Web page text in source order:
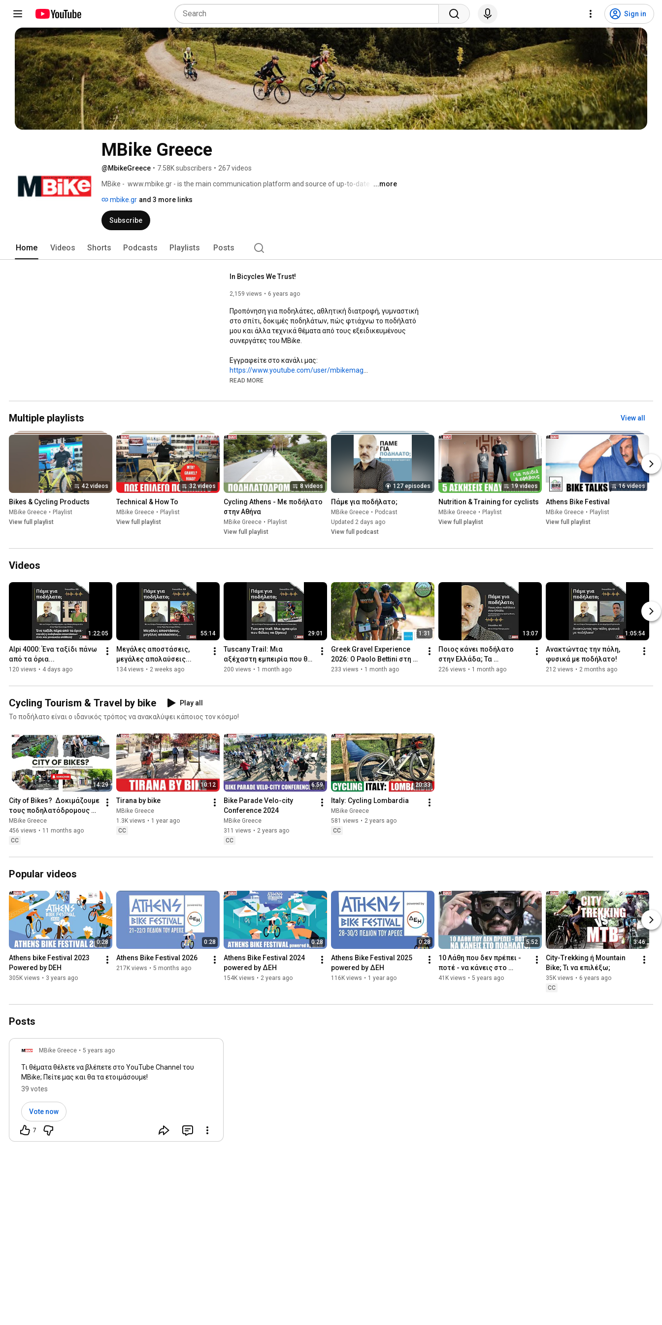
Sign in
MBike Greece
@MbikeGreece • 7.58K subscribers • 267 videos
MBike -  www.mbike.gr - is the main communication platform and source of up-to-date
...more
mbike.gr and 3 more links
Subscribe
Home Videos Shorts Podcasts Playlists Posts
In Bicycles We Trust!
2,159 views 6 years ago
Προπόνηση για ποδηλάτες, αθλητική διατροφή, γυμναστική
στο σπίτι, δοκιμές ποδηλάτων, πώς φτιάχνω το ποδήλατό
μου και άλλα τεχνικά θέματα από τους εξειδικευμένους
συνεργάτες του MBike.
https://www.youtube.com/user/mbikemag
video editor: Χριστιάνα Μικελοπούλου
Ακολουθήστε μας:
https://www.mbike.gr
#mbikegreece #ποδήλατο#αλυσίδαποδηλάτου#cycling
#cyclinglife
#mtb#roadbike #citybike
READ MORE
Multiple playlists View all
42 videos
Bikes & Cycling Products
MBike Greece • Playlist
View full playlist
32 videos
Technical & How To
MBike Greece • Playlist
View full playlist
8 videos
Cycling Athens - Με ποδήλατο
στην Αθήνα
MBike Greece • Playlist
View full playlist
127 episodes
Πάμε για ποδήλατο;
MBike Greece • Podcast
Updated 2 days ago
View full podcast
19 videos
Nutrition & Training for cyclists
MBike Greece • Playlist
View full playlist
16 videos
Athens Bike Festival
MBike Greece • Playlist
View full playlist
Videos
1:22:05
Alpi 4000: Ένα ταξίδι πάνω
από τα όρια...
120 views • 4 days ago
55:14
Μεγάλες αποστάσεις,
μεγάλες απολαύσεις...
134 views • 2 weeks ago
29:01
Tuscany Trail: Μια
αξέχαστη εμπειρία που θα
ήθελες να ζήσεις!
200 views • 1 month ago
1:31
Greek Gravel Experience
2026: Ο Paolo Bettini στη
Μεγαλόπολη
233 views • 1 month ago
13:07
Ποιος κάνει ποδήλατο
στην Ελλάδα; Τα
αποτελέσματα της πρώτης
226 views • 1 month ago
1:05:54
Ανακτώντας την πόλη,
φυσικά με ποδήλατο!
212 views • 2 months ago
Cycling Tourism & Travel by bike
Play all
Το ποδήλατο είναι ο ιδανικός τρόπος να ανακαλύψει κάποιος τον κόσμο!
14:29
City of Bikes?  Δοκιμάζουμε
τους ποδηλατόδρομους
της γαλλικής
πρωτεύουσας
MBike Greece
456 views • 11 months ago
CC
10:12
Tirana by bike
MBike Greece
1.3K views • 1 year ago
CC
6:59
Bike Parade Velo-city
Conference 2024
MBike Greece
311 views • 2 years ago
CC
20:33
Italy: Cycling Lombardia
MBike Greece
581 views • 2 years ago
CC
Popular videos
0:28
Athens bike Festival 2023
Powered by DEH
305K views • 3 years ago
0:28
Athens Bike Festival 2026
217K views • 5 months ago
0:28
Athens Bike Festival 2024
powered by ΔΕΗ
154K views • 2 years ago
0:28
Athens Bike Festival 2025
powered by ΔΕΗ
116K views • 1 year ago
5:52
10 Λάθη που δεν πρέπει -
ποτέ - να κάνεις στο
ποδήλατο!
41K views • 5 years ago
3:46
City-Trekking ή Mountain
Bike; Τι να επιλέξω;
35K views • 6 years ago
CC
Posts
MBike Greece • 5 years ago
Τι θέματα θέλετε να βλέπετε στο YouTube Channel του
MBike; Πείτε μας και θα τα ετοιμάσουμε!
39 votes
Vote now
7